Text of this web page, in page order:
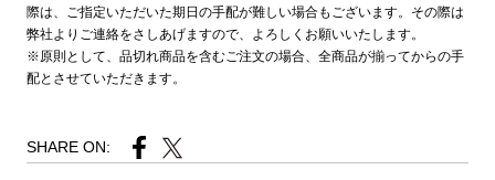
際は、ご指定いただいた期日の手配が難しい場合もございます。その際は
弊社よりご連絡をさしあげますので、よろしくお願いいたします。
※原則として、品切れ商品を含むご注文の場合、全商品が揃ってからの手
配とさせていただきます。
SHARE ON: